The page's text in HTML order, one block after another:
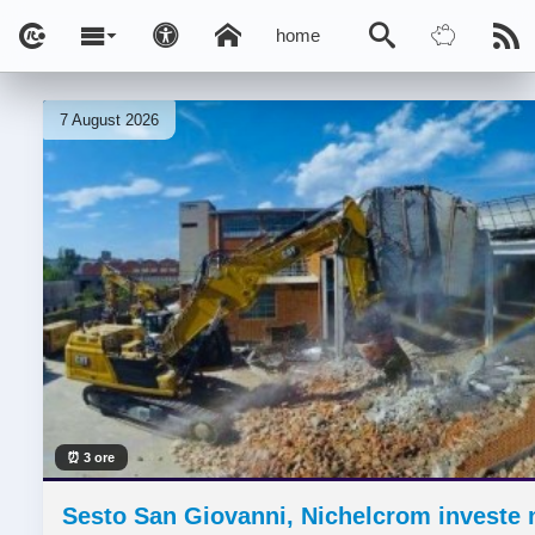
home
7 August 2026
⏰ 3 ore
Sesto San Giovanni, Nichelcrom investe